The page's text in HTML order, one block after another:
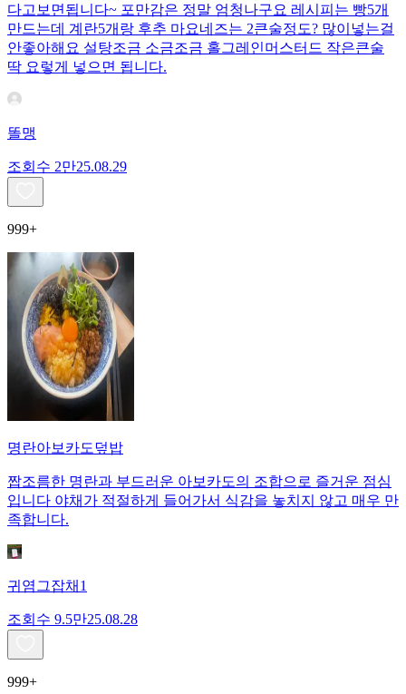
다고보면됩니다~ 포만감은 정말 엄청나구요 레시피는 빵5개
만드는데 계란5개랑 후추 마요네즈는 2큰술정도? 많이넣는걸
안좋아해요 설탕조금 소금조금 홀그레인머스터드 작은큰술
딱 요렇게 넣으면 됩니다.
똘맹
조회수 2만25.08.29
999+
명란아보카도덮밥
짭조름한 명란과 부드러운 아보카도의 조합으로 즐거운 점심
입니다 야채가 적절하게 들어가서 식감을 놓치지 않고 매우 만
족합니다.
귀염그잡채1
조회수 9.5만25.08.28
999+